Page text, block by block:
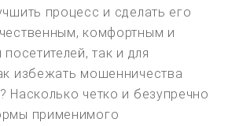
процесс и сделать его
комфортным и
так и для
избежать мошенничества
Насколько четко и безупречно
применимого